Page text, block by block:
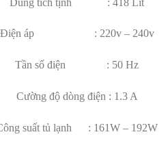
Điện áp : 220v – 240v
Tần số điện : 50 Hz
Cường độ dòng điện : 1.3 A
suất tủ lạnh : 161W – 192W